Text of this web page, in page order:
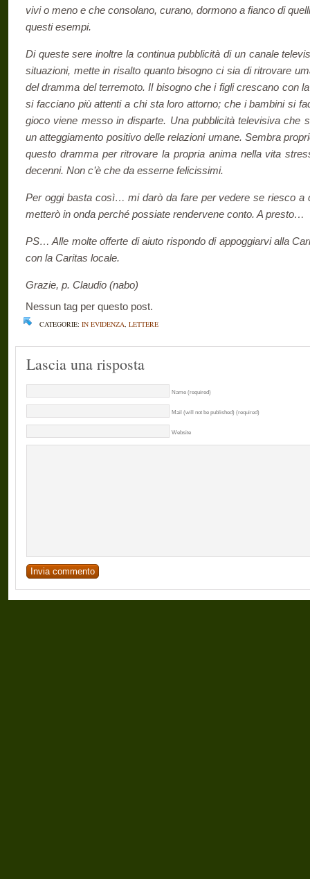
vivi o meno e che consolano, curano, dormono a fianco di
questi esempi.
Di queste sere inoltre la continua pubblicità di un canale
situazioni, mette in risalto quanto bisogno ci sia di ritrovare
del dramma del terremoto. Il bisogno che i figli crescano con
si facciano più attenti a chi sta loro attorno; che i bambini si
gioco viene messo in disparte. Una pubblicità televisiva che
un atteggiamento positivo delle relazioni umane. Sembra
questo dramma per ritrovare la propria anima nella vita
decenni. Non c’è che da esserne felicissimi.
Per oggi basta così… mi darò da fare per vedere se riesco a
metterò in onda perché possiate rendervene conto. A presto…
PS… Alle molte offerte di aiuto rispondo di appoggiarvi alla
con la Caritas locale.
Grazie, p. Claudio (nabo)
Nessun tag per questo post.
CATEGORIE: IN EVIDENZA, LETTERE
Lascia una risposta
Name (required)
Mail (will not be published) (required)
Website